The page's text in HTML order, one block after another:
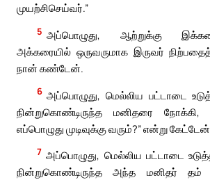
முயற்சிசெய்வர்.”
5 அப்பொழுது, ஆற்றுக்கு
அக்கரையில் ஒருவருமாக இருவர்
நான் கண்டேன்.
6 அப்பொழுது, மெல்லிய பட்டாடை
நின்றுகொண்டிருந்த மனிதரை
எப்பொழுது முடிவுக்கு வரும்?” என்று
7 அப்பொழுது, மெல்லிய பட்டாடை
நின்றுகொண்டிருந்த அந்த மனிதர் தம்